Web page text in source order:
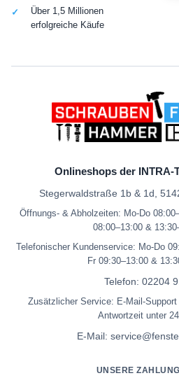
Über 1,5 Millionen
erfolgreiche Käufe
Onlineshops der INTRA-
Stegerwaldstraße 1b & 1d,
Öffnungs- & Abholzeiten: Mo-Do
08:00–13:00 &
Telefonischer Kundenservice: Mo-Do
Fr 09:30–13:00 &
Telefon: 02204
Zusätzlicher Service: E-Mail-
Antwortzeit unter
E-Mail:
UNSERE